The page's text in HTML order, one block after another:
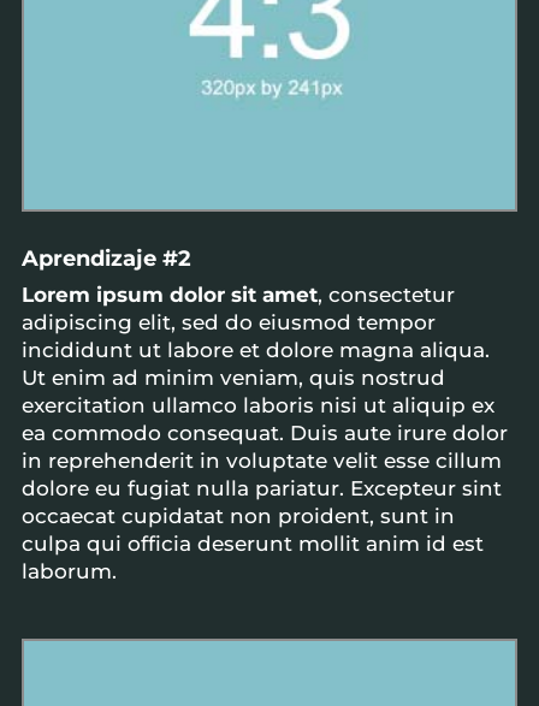
Aprendizaje #2
Lorem ipsum dolor sit amet, consectetur
adipiscing elit, sed do eiusmod tempor
incididunt ut labore et dolore magna aliqua.
Ut enim ad minim veniam, quis nostrud
exercitation ullamco laboris nisi ut aliquip ex
ea commodo consequat. Duis aute irure dolor
in reprehenderit in voluptate velit esse cillum
dolore eu fugiat nulla pariatur. Excepteur sint
occaecat cupidatat non proident, sunt in
culpa qui officia deserunt mollit anim id est
laborum.